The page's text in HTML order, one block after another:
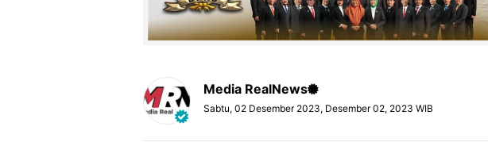
Media RealNews
Sabtu, 02 Desember 2023, Desember 02, 2023 WIB